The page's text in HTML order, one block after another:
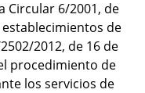
Circular 6/2001, de
de
2012, de 16 de
procedimiento de
los servicios de